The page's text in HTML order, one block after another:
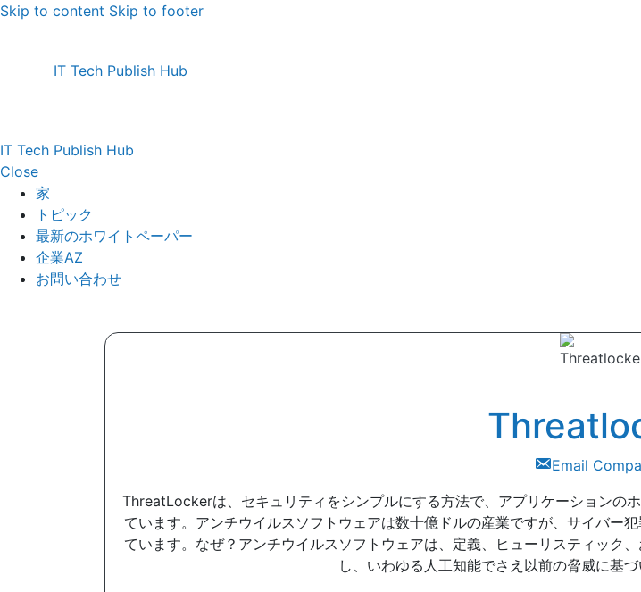
Skip to content Skip to footer
IT Tech Publish Hub
IT Tech Publish Hub
Close
家
トピック
最新のホワイトペーパー
企業AZ
お問い合わせ
Email
ThreatLockerは、セキュリティをシンプルにする方法で、アプリケーションの
ています。アンチウイルスソフトウェアは数十億ドルの産業ですが、サイバー
ています。なぜ？アンチウイルスソフトウェアは、定義、ヒューリスティック
し、いわゆる人工知能でさえ以前の脅威に基